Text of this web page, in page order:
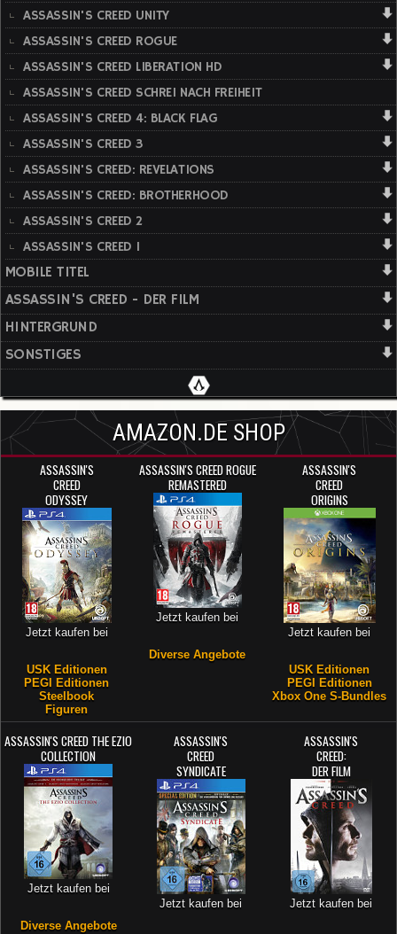
ASSASSIN'S CREED UNITY
ASSASSIN'S CREED ROGUE
ASSASSIN'S CREED LIBERATION HD
ASSASSIN'S CREED SCHREI NACH FREIHEIT
ASSASSIN'S CREED 4: BLACK FLAG
ASSASSIN'S CREED 3
ASSASSIN'S CREED: REVELATIONS
ASSASSIN'S CREED: BROTHERHOOD
ASSASSIN'S CREED 2
ASSASSIN'S CREED 1
MOBILE TITEL
ASSASSIN'S CREED - DER FILM
HINTERGRUND
SONSTIGES
AMAZON.DE SHOP
ASSASSIN'S
CREED
ODYSSEY
Jetzt kaufen bei
USK Editionen
PEGI Editionen
Steelbook
Figuren
ASSASSIN'S CREED ROGUE
REMASTERED
Jetzt kaufen bei
Diverse Angebote
ASSASSIN'S
CREED
ORIGINS
Jetzt kaufen bei
USK Editionen
PEGI Editionen
Xbox One S-Bundles
ASSASSIN'S CREED THE EZIO
COLLECTION
Jetzt kaufen bei
Diverse Angebote
ASSASSIN'S
CREED
SYNDICATE
Jetzt kaufen bei
ASSASSIN'S
CREED:
DER FILM
Jetzt kaufen bei